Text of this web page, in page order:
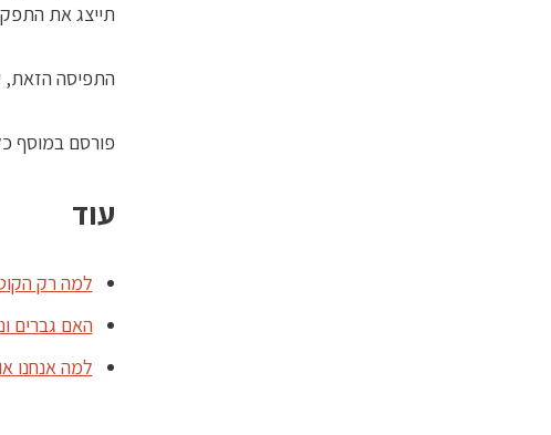
תייצג את
התפיסה הזאת,
פורסם במוסף כלכליסט ב-26
עוד
למה רק
האם גברים
למה אנחנו